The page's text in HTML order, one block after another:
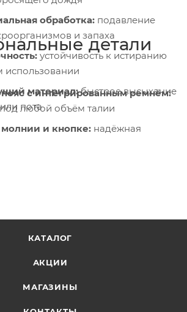
обработка: подавление
и запаха
устойчивость к истиранию
использовании
материал:быстрое высыхание
пота
детали
с интегрированным ремнём:
любой объём талии
и кнопке: надёжная
карт и телефона
КАТАЛОГ
АКЦИИ
МАГАЗИНЫ